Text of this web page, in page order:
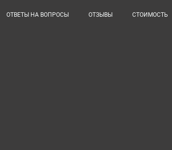
ОТВЕТЫ НА ВОПРОСЫ ОТЗЫВЫ СТОИМОСТЬ